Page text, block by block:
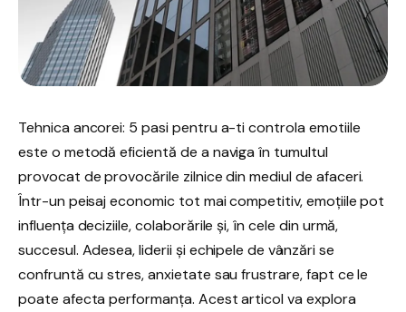
Tehnica ancorei: 5 pasi pentru a-ti controla emotiile
este o metodă eficientă de a naviga în tumultul
provocat de provocările zilnice din mediul de afaceri.
Într-un peisaj economic tot mai competitiv, emoțiile pot
influența deciziile, colaborările și, în cele din urmă,
succesul. Adesea, liderii și echipele de vânzări se
confruntă cu stres, anxietate sau frustrare, fapt ce le
poate afecta performanța. Acest articol va explora